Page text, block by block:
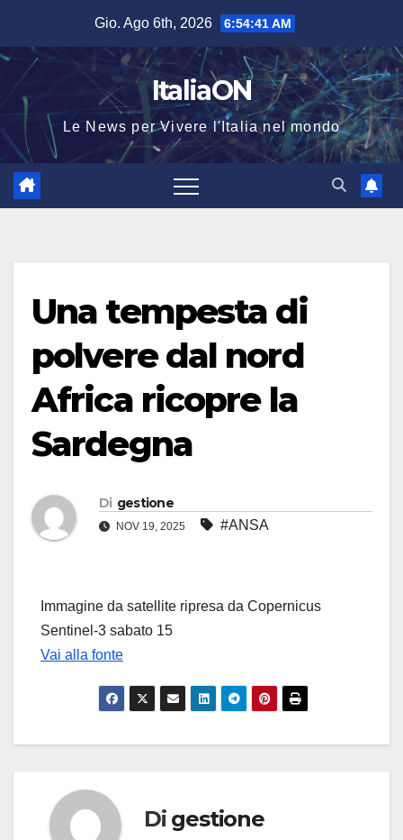
contenuto
Gio. Ago 6th, 2026 6:54:41 AM
ItaliaON
Le News per Vivere l'Italia nel mondo
Una tempesta di
polvere dal nord
Africa ricopre la
Sardegna
Di gestione
NOV 19, 2025 #ANSA
Immagine da satellite ripresa da Copernicus
Sentinel-3 sabato 15
Vai alla fonte
Di gestione